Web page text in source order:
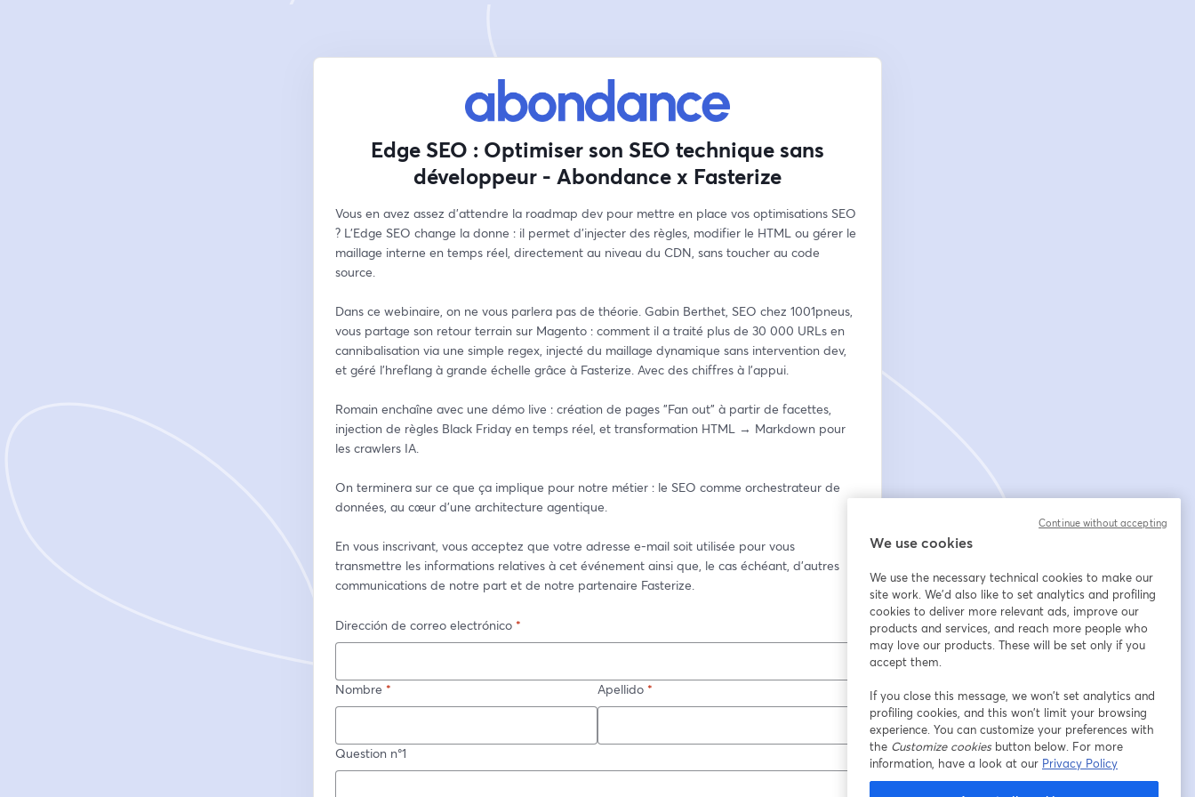
Edge SEO : Optimiser son SEO technique sans
développeur - Abondance x Fasterize
Vous en avez assez d'attendre la roadmap dev pour mettre en place vos optimisations SEO
? L'Edge SEO change la donne : il permet d'injecter des règles, modifier le HTML ou gérer le
maillage interne en temps réel, directement au niveau du CDN, sans toucher au code
source.
Dans ce webinaire, on ne vous parlera pas de théorie. Gabin Berthet, SEO chez 1001pneus,
vous partage son retour terrain sur Magento : comment il a traité plus de 30 000 URLs en
cannibalisation via une simple regex, injecté du maillage dynamique sans intervention dev,
et géré l'hreflang à grande échelle grâce à Fasterize. Avec des chiffres à l'appui.
Romain enchaîne avec une démo live : création de pages "Fan out" à partir de facettes,
injection de règles Black Friday en temps réel, et transformation HTML → Markdown pour
les crawlers IA.
On terminera sur ce que ça implique pour notre métier : le SEO comme orchestrateur de
données, au cœur d'une architecture agentique.
En vous inscrivant, vous acceptez que votre adresse e-mail soit utilisée pour vous
transmettre les informations relatives à cet événement ainsi que, le cas échéant, d’autres
communications de notre part et de notre partenaire Fasterize.
Dirección de correo electrónico *
Nombre * Apellido *
Question n°1
We use cookies
We use the necessary technical cookies to make our
site work. We'd also like to set analytics and profiling
cookies to deliver more relevant ads, improve our
products and services, and reach more people who
may love our products. These will be set only if you
accept them.
If you close this message, we won’t set analytics and
profiling cookies, and this won’t limit your browsing
experience. You can customize your preferences with
the Customize cookiesbutton below. For more
information, have a look at our Privacy Policy
Continue without accepting